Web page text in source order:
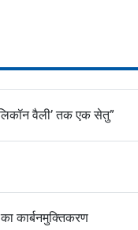
वैली’ तक एक सेतु”
कार्बनमुक्तिकरण